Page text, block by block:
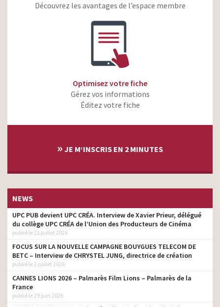
Découvrez les avantages de l’espace membre
Optimisez votre fiche
Gérez vos informations
Éditez votre fiche
» JE M‘INSCRIS EN 2 MINUTES
NEWS
UPC PUB devient UPC CRÉA. Interview de Xavier Prieur, délégué
du collège UPC CRÉA de l’Union des Producteurs de Cinéma
publié le 21 juillet 2026
FOCUS SUR LA NOUVELLE CAMPAGNE BOUYGUES TELECOM DE
BETC – Interview de CHRYSTEL JUNG, directrice de création
publié le 2 juillet 2026
CANNES LIONS 2026 – Palmarès Film Lions – Palmarès de la
France
publié le 29 juin 2026